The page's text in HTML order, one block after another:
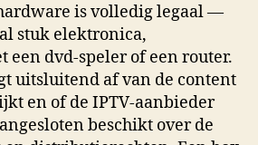
is volledig legaal —
stuk elektronica,
een dvd-speler of een router.
uitsluitend af van de content
en of de IPTV-aanbieder
beschikt over de